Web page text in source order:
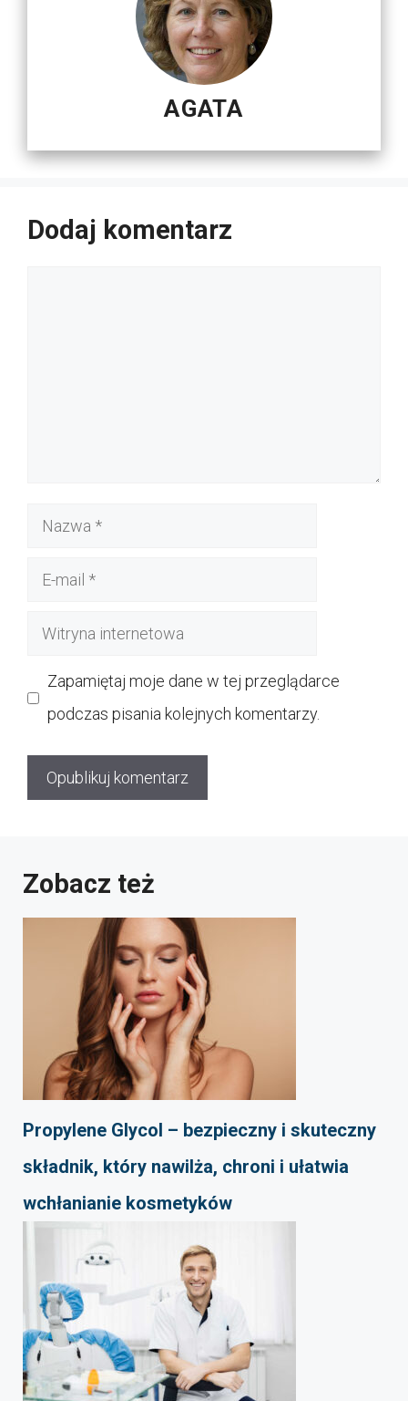
AGATA
Dodaj komentarz
Nazwa
Witryna
Zapamiętaj moje dane w tej przeglądarce
podczas pisania kolejnych komentarzy.
Zobacz też
Propylene Glycol – bezpieczny i skuteczny
składnik, który nawilża, chroni i ułatwia
wchłanianie kosmetyków